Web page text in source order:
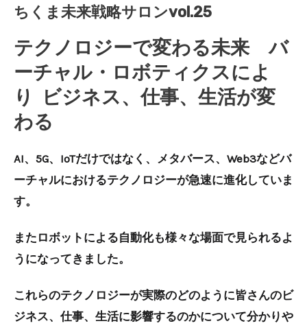
ちくま未来戦略サロンvol.25
テクノロジーで変わる未来 バ
ーチャル・ロボティクスによ
り ビジネス、仕事、生活が変
わる
AI、5G、IoTだけではなく、メタバース、Web3などバ
ーチャルにおけるテクノロジーが急速に進化していま
す。
またロボットによる自動化も様々な場面で見られるよ
うになってきました。
これらのテクノロジーが実際のどのように皆さんのビ
ジネス、仕事、生活に影響するのかについて分かりや